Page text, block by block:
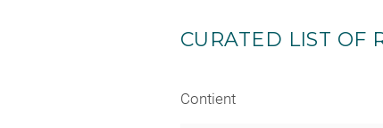
CURATED LIST OF
Contient